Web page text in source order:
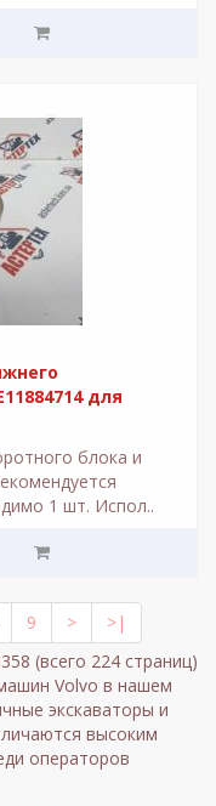
для
блока и
1 шт. Испол..
9 >
>|
(всего 224 страниц)
Volvo в нашем
экскаваторы и
высоким
операторов